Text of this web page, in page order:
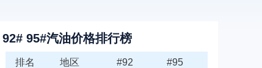
92# 95#汽油价格排行榜
排名 地区 #92 #95